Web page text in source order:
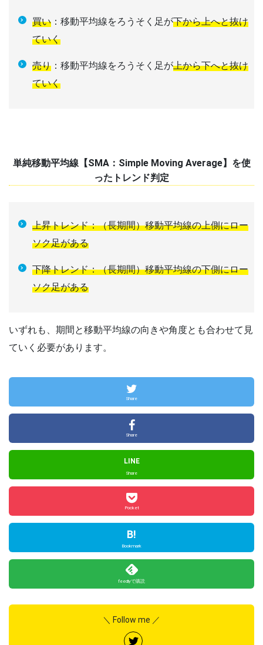
買い ：移動平均線をろうそく足が下から上へと抜け
ていく
売り ：移動平均線をろうそく足が上から下へと抜け
ていく
単純移動平均線【SMA：Simple Moving Average】を使
ったトレンド判定
上昇トレンド：（長期間）移動平均線の上側にロー
ソク足がある
下降トレンド：（長期間）移動平均線の下側にロー
ソク足がある
いずれも、期間と移動平均線の向きや角度とも合わせて見
ていく必要があります。
Share
Share
LINE
Share
Pocket
B!
Bookmark
feedlyで購読
＼ Follow me ／